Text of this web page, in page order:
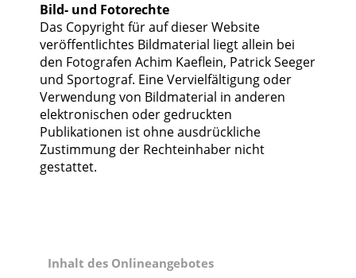
Bild- und Fotorechte
Das Copyright für auf dieser Website
veröffentlichtes Bildmaterial liegt allein bei
den Fotografen Achim Kaeflein, Patrick Seeger
und Sportograf. Eine Vervielfältigung oder
Verwendung von Bildmaterial in anderen
elektronischen oder gedruckten
Publikationen ist ohne ausdrückliche
Zustimmung der Rechteinhaber nicht
gestattet.
Inhalt des Onlineangebotes